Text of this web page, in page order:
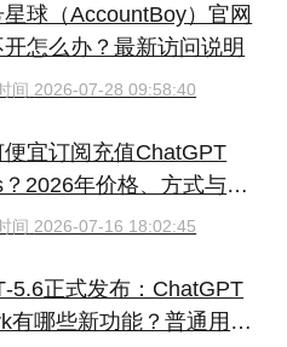
星球（AccountBoy）官网
怎么办？最新访问说明
间 2026-07-28 09:58:40
便宜订阅充值ChatGPT
2026年价格、方式与避
南
间 2026-07-16 18:02:45
正式发布：ChatGPT
有哪些新功能？普通用户